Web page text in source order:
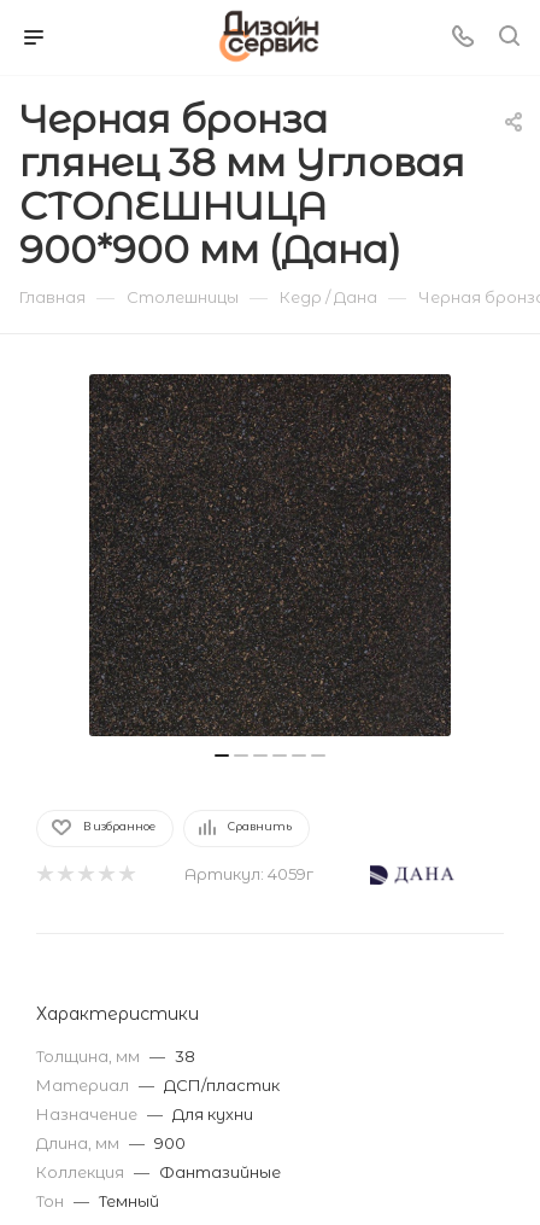
Черная бронза
глянец 38 мм Угловая
СТОЛЕШНИЦА
900*900 мм (Дана)
Главная — Столешницы — Кедр / Дана — Черная
В избранное Сравнить
Артикул: 4059г
Характеристики
Толщина, мм — 38
Материал — ДСП/пластик
Назначение — Для кухни
Длина, мм — 900
Коллекция — Фантазийные
Тон — Темный